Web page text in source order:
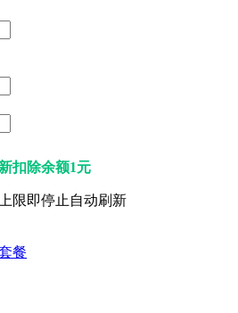
扣除余额1元
限即停止自动刷新
餐